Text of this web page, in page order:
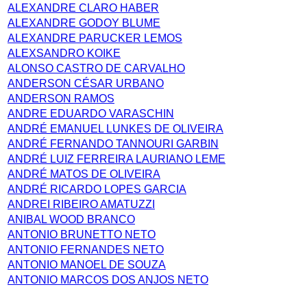
ALEXANDRE CLARO HABER
ALEXANDRE GODOY BLUME
ALEXANDRE PARUCKER LEMOS
ALEXSANDRO KOIKE
ALONSO CASTRO DE CARVALHO
ANDERSON CÉSAR URBANO
ANDERSON RAMOS
ANDRE EDUARDO VARASCHIN
ANDRÉ EMANUEL LUNKES DE OLIVEIRA
ANDRÉ FERNANDO TANNOURI GARBIN
ANDRÉ LUIZ FERREIRA LAURIANO LEME
ANDRÉ MATOS DE OLIVEIRA
ANDRÉ RICARDO LOPES GARCIA
ANDREI RIBEIRO AMATUZZI
ANIBAL WOOD BRANCO
ANTONIO BRUNETTO NETO
ANTONIO FERNANDES NETO
ANTONIO MANOEL DE SOUZA
ANTONIO MARCOS DOS ANJOS NETO